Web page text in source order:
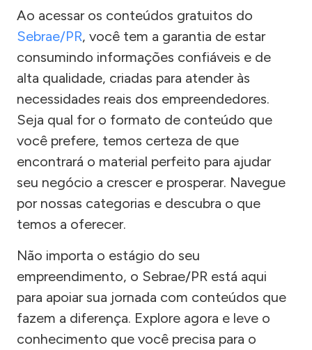
Ao acessar os conteúdos gratuitos do
Sebrae/PR, você tem a garantia de estar
consumindo informações confiáveis e de
alta qualidade, criadas para atender às
necessidades reais dos empreendedores.
Seja qual for o formato de conteúdo que
você prefere, temos certeza de que
encontrará o material perfeito para ajudar
seu negócio a crescer e prosperar. Navegue
por nossas categorias e descubra o que
temos a oferecer.
Não importa o estágio do seu
empreendimento, o Sebrae/PR está aqui
para apoiar sua jornada com conteúdos que
fazem a diferença. Explore agora e leve o
conhecimento que você precisa para o